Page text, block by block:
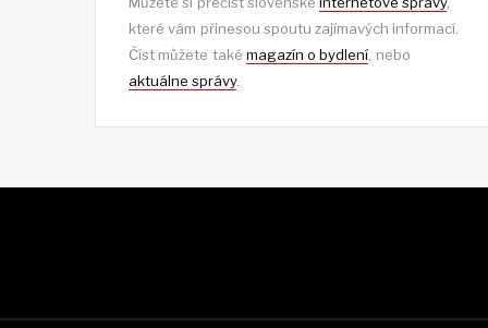
které vám přinesou spoutu zajímavých informací.
Číst můžete také magazín o bydlení, nebo
aktuálne správy.